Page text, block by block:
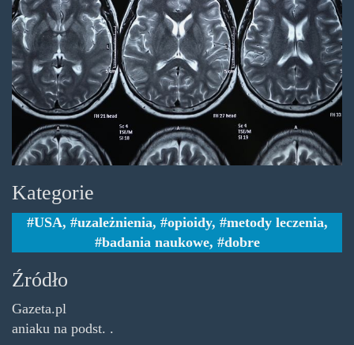
poprzez-
wszczepienie-.jpg
Kategorie
USA, uzależnienia, opioidy, metody leczenia,
badania naukowe, dobre
Źródło
Gazeta.pl
aniaku na podst. .